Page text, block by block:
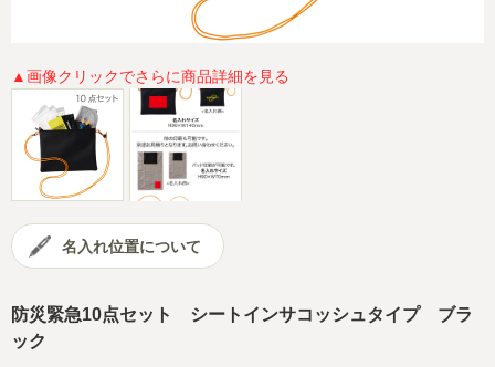
会社概要
▲画像クリックでさらに商品詳細を見る
名入れ位置について
防災緊急10点セット シートインサコッシュタイプ ブラ
ック